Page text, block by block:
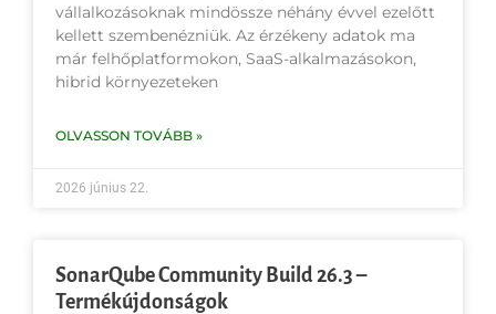
vállalkozásoknak mindössze néhány évvel ezelőtt
kellett szembenézniük. Az érzékeny adatok ma
már felhőplatformokon, SaaS-alkalmazásokon,
hibrid környezeteken
OLVASSON TOVÁBB »
2026 június 22.
SonarQube Community Build 26.3 –
Termékújdonságok